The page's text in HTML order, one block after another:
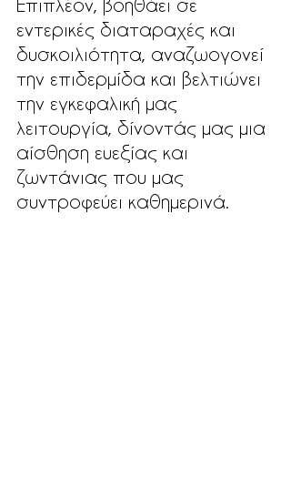
Επιπλέον, βοηθάει σε
εντερικές διαταραχές και
δυσκοιλιότητα, αναζωογονεί
την επιδερμίδα και βελτιώνει
την εγκεφαλική μας
λειτουργία, δίνοντάς μας μια
αίσθηση ευεξίας και
ζωντάνιας που μας
συντροφεύει καθημερινά.